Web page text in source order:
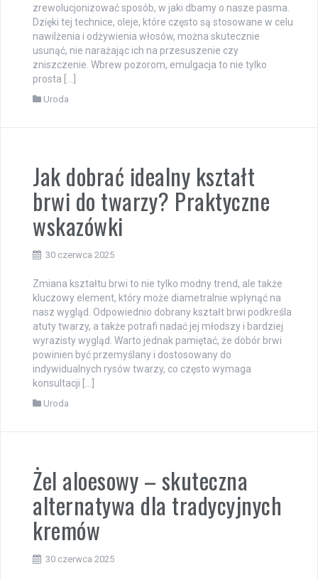
zrewolucjonizować sposób, w jaki dbamy o nasze pasma.
Dzięki tej technice, oleje, które często są stosowane w celu
nawilżenia i odżywienia włosów, można skutecznie
usunąć, nie narażając ich na przesuszenie czy
zniszczenie. Wbrew pozorom, emulgacja to nie tylko
prosta […]
Uroda
Jak dobrać idealny kształt
brwi do twarzy? Praktyczne
wskazówki
30 czerwca 2025
Zmiana kształtu brwi to nie tylko modny trend, ale także
kluczowy element, który może diametralnie wpłynąć na
nasz wygląd. Odpowiednio dobrany kształt brwi podkreśla
atuty twarzy, a także potrafi nadać jej młodszy i bardziej
wyrazisty wygląd. Warto jednak pamiętać, że dobór brwi
powinien być przemyślany i dostosowany do
indywidualnych rysów twarzy, co często wymaga
konsultacji […]
Uroda
Żel aloesowy – skuteczna
alternatywa dla tradycyjnych
kremów
30 czerwca 2025